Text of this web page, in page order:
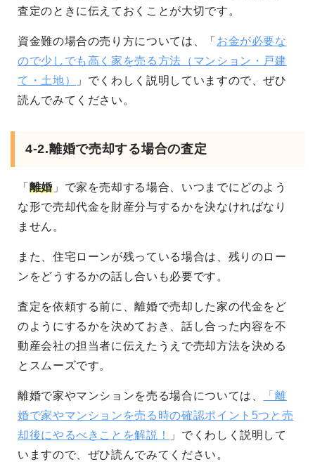
査定のときに伝えておくことが大切です。
資金難の場合の売り方については、「 お金が必要な
ので少しでも高く家を売る方法（マンション・戸建
て・土地）
」でくわしく説明していますので、ぜひ
読んでみてください。
4-2.離婚で売却する場合の査定
「 離婚」で家を売却する場合、いつまでにどのよう
な形で売却代金を財産分与するかを決なければなり
ません。
また、住宅ローンが残っている場合は、残りのロー
ンをどうするかの話し合いも必要です。
査定を依頼する前に、離婚で売却した家の代金をど
のようにするかを決めておき、話し合った内容を不
動産会社の担当者に伝えたうえで売却方法を決める
とスムーズです。
離婚で家やマンションを売る場合については、
「離
婚で家やマンションを売る時の確認ポイント5つと売
却後にやるべきことを解説！
」でくわしく説明して
いますので、ぜひ読んでみてください。